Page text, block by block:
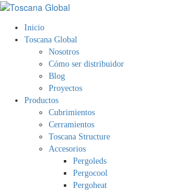
Inicio
Toscana Global
Nosotros
Cómo ser distribuidor
Blog
Proyectos
Productos
Cubrimientos
Cerramientos
Toscana Structure
Accesorios
Pergoleds
Pergocool
Pergoheat